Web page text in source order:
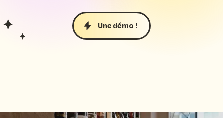
Une démo !